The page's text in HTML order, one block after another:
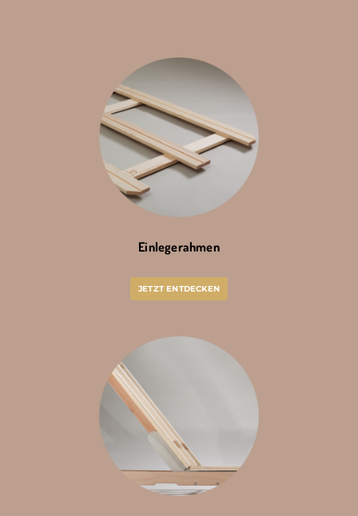
Einlegerahmen
JETZT ENTDECKEN